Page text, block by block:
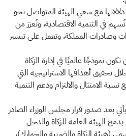
دلالاتها مع سعي الهيئة المتواصل نحو
في التنمية الاقتصادية، وتُعزز من
وصادرات المملكة، وتعمل على تيسير
نموذجًا عالميًا في إدارة الزكاة
تحقيق أهدافها الاستراتيجية التي
الامتثال والالتزام ودعم التنمية
بعد صدور قرار مجلس الوزراء الصادر
الهيئة العامة للزكاة والدخل